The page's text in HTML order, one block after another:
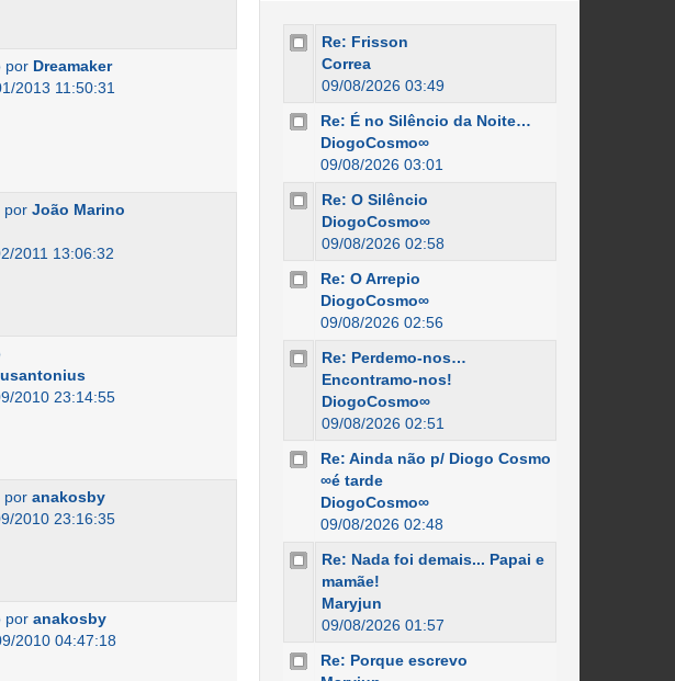
por Dreamaker
2013 11:50:31
porJoão Marino
2011 13:06:32
2010 23:14:55
poranakosby
2010 23:16:35
por anakosby
2010 04:47:18
Re: Frisson
Correa
09/08/2026 03:49
Re: É no Silêncio da Noite…
DiogoCosmo∞
09/08/2026 03:01
Re: O Silêncio
DiogoCosmo∞
09/08/2026 02:58
Re: O Arrepio
DiogoCosmo∞
09/08/2026 02:56
Re: Perdemo-nos…
Encontramo-nos!
DiogoCosmo∞
09/08/2026 02:51
Re: Ainda não p/ Diogo Cosmo
∞é tarde
DiogoCosmo∞
09/08/2026 02:48
Re: Nada foi demais... Papai e
mamãe!
Maryjun
09/08/2026 01:57
Re: Porque escrevo